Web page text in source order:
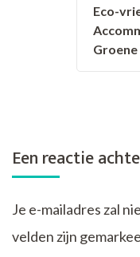
Eco-
Een reactie
Je e-mailadres zal
velden zijn